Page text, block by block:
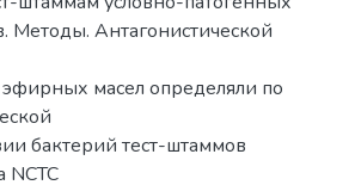
Методы. Антагонистической
масел определяли по
бактерий тест-штаммов
NCTC